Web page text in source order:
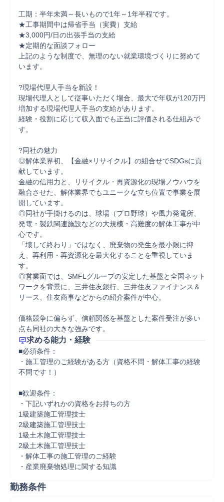
工期：半年未満～長いもので1年～1年半程です。
★工事期間中は帰省手当（実費）支給
★3,000円/日の出張手当の支給
★定期的な面談フォロー
上記のような制度で、無理のない就業環境づくりに努めて
います。
?現場代理人手当を新設！
現場代理人として従事いただく場合、最大で年収が120万円
増加する現場代理人手当の支給があります。
経験・役割に応じて収入面でも正当に評価される仕組みで
す。
?同社の魅力
◎解体業界初、【金融×リサイクル】の組合せでSDGsに貢
献しています。
金融の信用力と、リサイクル・再資源化の現場ノウハウを
融合させた、解体業界でもユニークな立ち位置で事業を展
開しています。
◎同社が手掛けるのは、球場（プロ野球）や風力発電所、
発電・製鉄関連施設などの大規模・高難度の解体工事が中
心です。
「壊して終わり」ではなく、廃棄物の発生を最小限に抑
え、再利用・再資源化を最大化することを重視していま
す。
◎営業面では、SMFLグループの安定した基盤と全国ネット
ワークを背景に、三井住友銀行、三井住友ファイナンス＆
リース、住友商事などからの紹介案件が中心。
価格競争に偏らず、信頼関係を基盤とした案件受注が多い
点も同社の大きな強みです。
求める能力・経験
■必須条件：
・施工管理のご経験がある方（資格不問・解体工事の経験
不問です！）
■歓迎条件：
・下記いずれかの資格をお持ちの方
1級建築施工管理技士
2級建築施工管理技士
1級土木施工管理技士
2級土木施工管理技士
・解体工事の施工管理のご経験
・産業廃棄物処理に関する知識
勤務条件